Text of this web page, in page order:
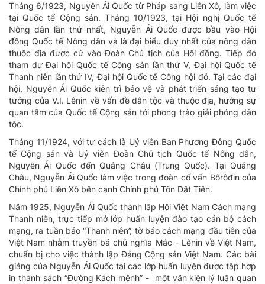
Tháng 6/1923, Nguyễn Ái Quốc từ Pháp sang Liên Xô, làm việc
tại Quốc tế Cộng sản. Tháng 10/1923, tại Hội nghị Quốc tế
Nông dân lần thứ nhất, Nguyễn Ái Quốc được bầu vào Hội
đồng Quốc tế Nông dân và là đại biểu duy nhất của nông dân
thuộc địa được cử vào Đoàn Chủ tịch của Hội đồng. Tiếp đó
tham dự Đại hội Quốc tế Cộng sản lần thứ V, Đại hội Quốc tế
Thanh niên lần thứ IV, Đại hội Quốc tế Công hội đỏ. Tại các đại
hội, Nguyễn Ái Quốc kiên trì bảo vệ và phát triển sáng tạo tư
tưởng của V.I. Lênin về vấn đề dân tộc và thuộc địa, hướng sự
quan tâm của Quốc tế Cộng sản tới phong trào giải phóng dân
tộc.
Tháng 11/1924, với tư cách là Uỷ viên Ban Phương Đông Quốc
tế Cộng sản và Uỷ viên Đoàn Chủ tịch Quốc tế Nông dân,
Nguyễn Ái Quốc đến Quảng Châu (Trung Quốc). Tại Quảng
Châu, Nguyễn Ái Quốc làm việc trong đoàn cố vấn Bôrôđin của
Chính phủ Liên Xô bên cạnh Chính phủ Tôn Dật Tiên.
Năm 1925, Nguyễn Ái Quốc thành lập Hội Việt Nam Cách mạng
Thanh niên, trực tiếp mở lớp huấn luyện đào tạo cán bộ cách
mạng, ra tuần báo “Thanh niên”, tờ báo cách mạng đầu tiên của
Việt Nam nhằm truyền bá chủ nghĩa Mác - Lênin về Việt Nam,
chuẩn bị cho việc thành lập Đảng Cộng sản Việt Nam. Các bài
giảng của Nguyễn Ái Quốc tại các lớp huấn luyện được tập hợp
in thành sách “Đường Kách mệnh” - một văn kiện lý luận quan